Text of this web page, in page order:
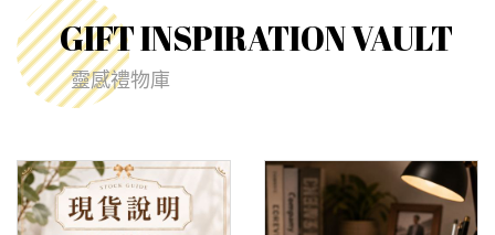
GIFT INSPIRATION VAULT
靈感禮物庫